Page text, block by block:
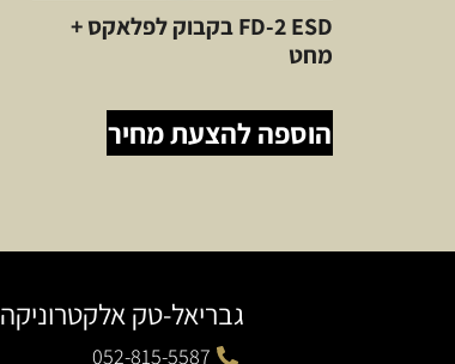
FD-2 ESD בקבוק לפלאקס +
מחט
הוספה להצעת מחיר
גבריאל-טק אלקטרוניקה
052-815-5587